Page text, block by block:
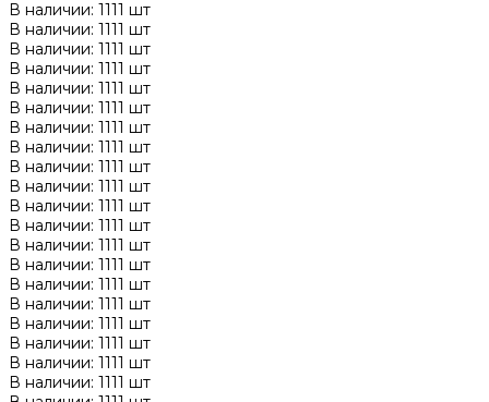
В наличии: 1111 шт
В наличии: 1111 шт
В наличии: 1111 шт
В наличии: 1111 шт
В наличии: 1111 шт
В наличии: 1111 шт
В наличии: 1111 шт
В наличии: 1111 шт
В наличии: 1111 шт
В наличии: 1111 шт
В наличии: 1111 шт
В наличии: 1111 шт
В наличии: 1111 шт
В наличии: 1111 шт
В наличии: 1111 шт
В наличии: 1111 шт
В наличии: 1111 шт
В наличии: 1111 шт
В наличии: 1111 шт
В наличии: 1111 шт